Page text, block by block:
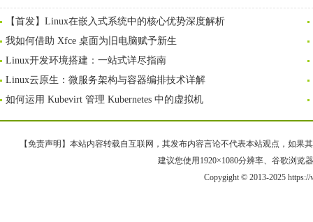
【首发】Linux在嵌入式系统中的核心优势深度解析
我如何借助 Xfce 桌面为旧电脑赋予新生
Linux开发环境搭建：一站式详尽指南
Linux云原生：微服务架构与容器编排技术详解
如何运用 Kubevirt 管理 Kubernetes 中的虚拟机
【免责声明】本站内容转载自互联网，其发布内容言论不代表本站观点，如果
建议您使用1920×1080分辨率、谷歌浏览
Copygight © 2013-2025